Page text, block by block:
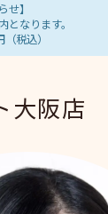
せ】
なります。
税込）
大阪店